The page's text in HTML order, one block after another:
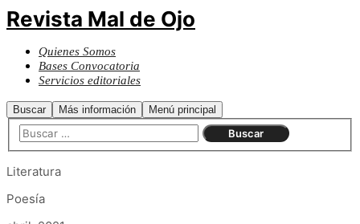
Revista Mal de Ojo
Quienes Somos
Bases Convocatoria
Servicios editoriales
Buscar Más información Menú principal
Literatura
Poesía